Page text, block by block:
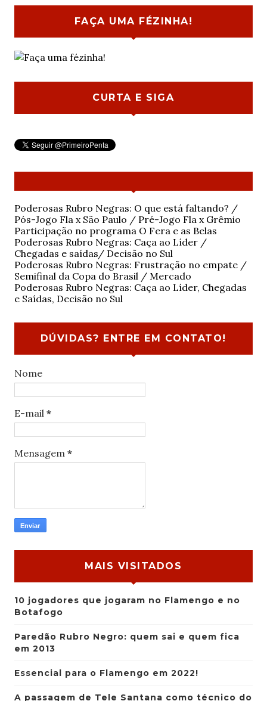
FAÇA UMA FÉZINHA!
CURTA E SIGA
Poderosas Rubro Negras: O que está faltando? /
Pós-Jogo Fla x São Paulo / Pré-Jogo Fla x Grêmio
Participação no programa O Fera e as Belas
Poderosas Rubro Negras: Caça ao Líder /
Chegadas e saídas/ Decisão no Sul
Poderosas Rubro Negras: Frustração no empate /
Semifinal da Copa do Brasil / Mercado
Poderosas Rubro Negras: Caça ao Líder, Chegadas
e Saídas, Decisão no Sul
DÚVIDAS? ENTRE EM CONTATO!
Nome
E-mail *
Mensagem *
MAIS VISITADOS
10 jogadores que jogaram no Flamengo e no
Botafogo
Paredão Rubro Negro: quem sai e quem fica
em 2013
Essencial para o Flamengo em 2022!
A passagem de Tele Santana como técnico do